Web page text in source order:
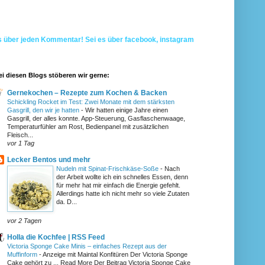
jeden Kommentar! Sei es über facebook, instagram
diesen Blogs stöberen wir gerne:
Gernekochen – Rezepte zum Kochen & Backen
Schickling Rocket im Test: Zwei Monate mit dem stärksten
Gasgrill, den wir je hatten - Wir hatten einige Jahre einen
Gasgrill, der alles konnte. App-Steuerung, Gasflaschenwaage,
Temperaturfühler am Rost, Bedienpanel mit zusätzlichen
Fleisch...
vor 1 Tag
Lecker Bentos und mehr
Nudeln mit Spinat-Frischkäse-Soße - Nach
der Arbeit wollte ich ein schnelles Essen, denn
für mehr hat mir einfach die Energie gefehlt.
Allerdings hatte ich nicht mehr so viele Zutaten
da. D...
vor 2 Tagen
Holla die Kochfee | RSS Feed
Victoria Sponge Cake Minis – einfaches Rezept aus der
Muffinform -Anzeige mit Maintal Konfitüren Der Victoria Sponge
Cake gehört zu ... Read More Der Beitrag Victoria Sponge Cake